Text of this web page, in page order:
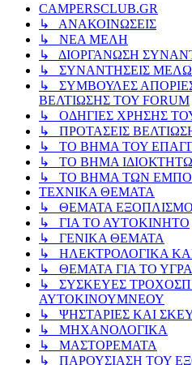
CAMPERSCLUB.GR
↳ ΑΝΑΚΟΙΝΩΣΕΙΣ
↳ ΝΕΑ ΜΕΛΗ
↳ ΔΙΟΡΓΑΝΩΣΗ
↳ ΣΥΝΑΝΤΗΣΕΙΣ ΜΕΛΩΝ
↳ ΣΥΜΒΟΥΛΕΣ
ΒΕΛΤΙΩΣΗΣ ΤΟΥ FORUM
↳ ΟΔΗΓΙΕΣ ΧΡΗΣΗΣ
↳ ΠΡΟΤΑΣΕΙΣ
↳ ΤΟ ΒΗΜΑ ΤΟΥ
↳ ΤΟ ΒΗΜΑ
↳ ΤΟ ΒΗΜΑ ΤΩΝ
ΤΕΧΝΙΚΑ ΘΕΜΑΤΑ
↳ ΘΕΜΑΤΑ
↳ ΓΙΑ ΤΟ ΑΥΤΟΚΙΝΗΤΟ
↳ ΓΕΝΙΚΑ ΘΕΜΑΤΑ
↳ ΗΛΕΚΤΡΟΛΟΓΙΚΑ
↳ ΘΕΜΑΤΑ ΓΙΑ ΤΟ
↳ ΣΥΣΚΕΥΕΣ
ΑΥΤΟΚΙΝΟΥΜΝΕΟΥ
↳ ΨΗΣΤΑΡΙΕΣ ΚΑΙ
↳ ΜΗΧΑΝΟΛΟΓΙΚΑ
↳ ΜΑΣΤΟΡΕΜΑΤΑ
↳ ΠΑΡΟΥΣΙΑΣΗ ΤΟΥ